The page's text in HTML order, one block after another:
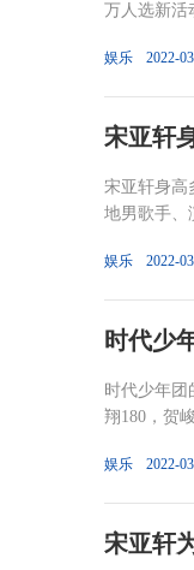
万人选新活
娱乐 2022-
宋亚轩
宋亚轩身高
地男歌手、
娱乐 2022-
时代少
时代少年团
翔180，贺
娱乐 2022-
宋亚轩